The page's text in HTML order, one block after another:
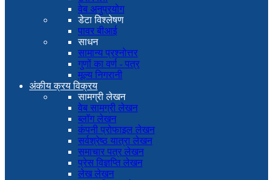
वेब अनुप्रयोग
डेटा विश्लेषण
पावर बीआई
साधन
सामान्य प्रश्नोत्तर
गुणों का वर्ण - पत्र
मूल्य निगरानी
अंकीय क्रय विक्रय
सामग्री लेखन
वेब सामग्री लेखन
ब्लॉग लेखन
कंपनी प्रोफाइल लेखन
सर्वश्रेष्ठ यात्रा लेखन
समाचार पत्र लेखन
प्रेस विज्ञप्ति लेखन
लेख लेखन